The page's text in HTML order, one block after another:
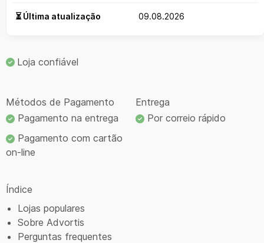
⏳ Última atualização 09.08.2026
Loja confiável
Métodos de Pagamento
Pagamento na entrega
Pagamento com cartão
on-line
Entrega
Por correio rápido
Índice
Lojas populares
Sobre Advortis
Perguntas frequentes